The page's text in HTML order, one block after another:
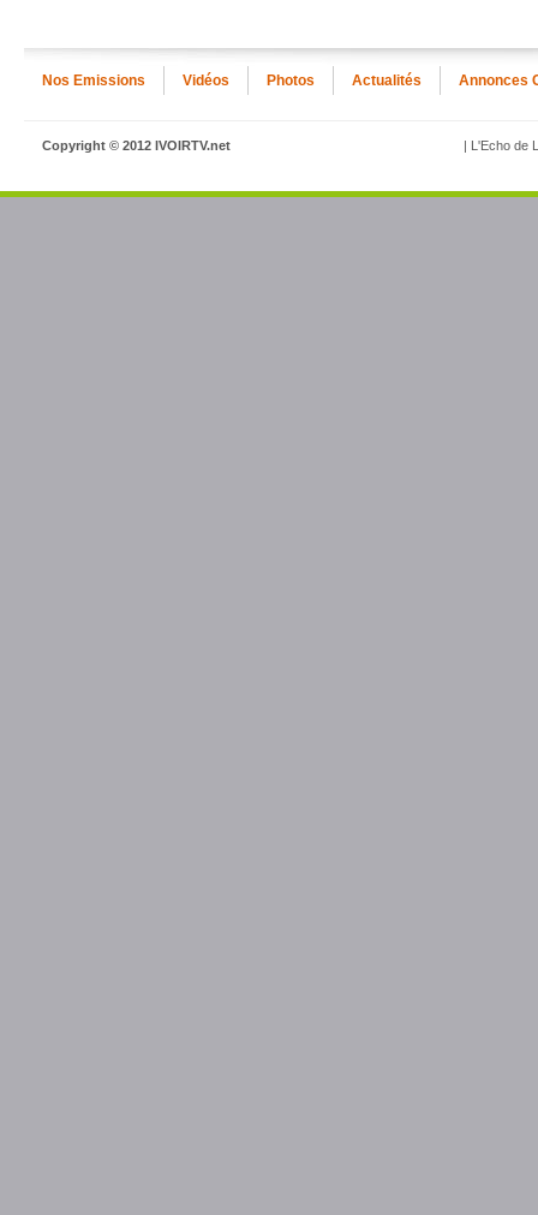
Nos Emissions Vidéos Photos Actualités Annonces
Copyright © 2012 IVOIRTV.net | L'Echo de